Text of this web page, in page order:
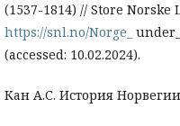
(1537-1814) // Store Norske
https://snl.no/Norge_
(accessed: 10.02.2024).
Кан А.С. История